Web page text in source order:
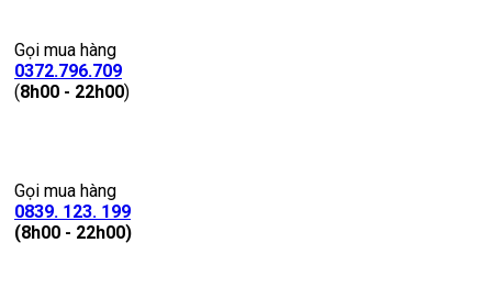
Gọi mua hàng
0372.796.709
(8h00 - 22h00)
Gọi mua hàng
0839. 123. 199
(8h00 - 22h00)